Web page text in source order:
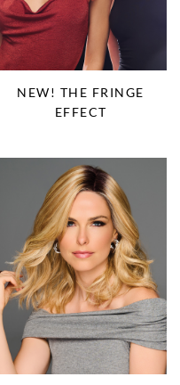
NEW! THE FRINGE
EFFECT